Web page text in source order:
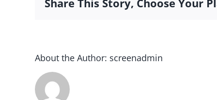
About the Author: screenadmin